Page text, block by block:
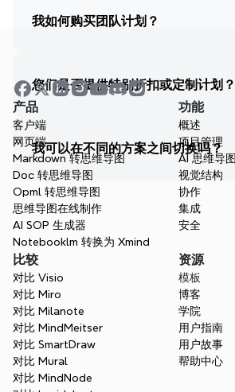
我如何购买团队计划？
您们是否提供特别折扣或定制计划？
我可以在不同的方案之间切换吗？
产品
客户端
网页端
Markdown 转思维导图
Doc 转思维导图
Opml 转思维导图
思维导图在线制作
AI SOP 生成器
Notebooklm 转换为 Xmind
功能
概述
项目管理
AI 思维导图
视觉结构
协作
集成
安全
比较
对比 Visio
对比 Miro
对比 Milanote
对比 MindMeitser
对比 SmartDraw
对比 Mural
对比 MindNode
资源
模板
博客
学院
用户指南
用户故事
帮助中心